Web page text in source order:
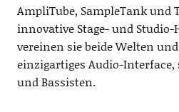
AmpliTube, SampleTank und
innovative Stage- und Studio-
vereinen sie beide Welten
einzigartiges Audio-
und Bassisten.